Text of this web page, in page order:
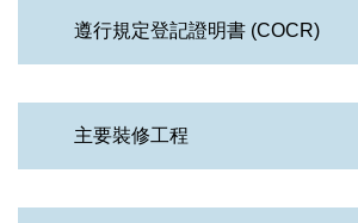
遵行規定登記證明書 (COCR)
主要裝修工程